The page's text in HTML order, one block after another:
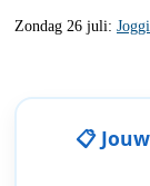
Zondag 26 juli:
📋